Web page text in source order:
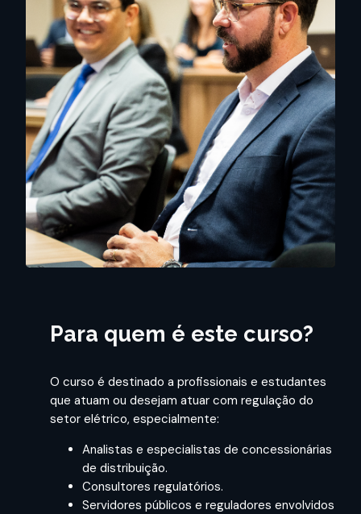
Para quem é este curso?
O curso é destinado a profissionais e estudantes
que atuam ou desejam atuar com regulação do
setor elétrico, especialmente:
Analistas e especialistas de concessionárias
de distribuição.
Consultores regulatórios.
Servidores públicos e reguladores envolvidos